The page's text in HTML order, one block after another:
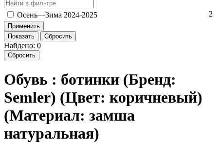
Осень—Зи­ма 2024-2025 2
Показать Сбросить
Найдено: 0
Сбросить
Обувь : ботинки (Бренд:
Semler) (Цвет: коричневый)
(Материал: замша
натуральная)